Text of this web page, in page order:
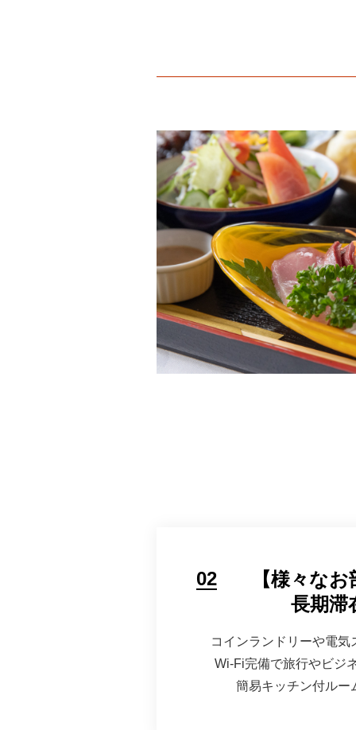
02
【様々な
長期滞
コインランドリーや電気
Wi-Fi完備で旅行やビジ
簡易キッチン付ルー